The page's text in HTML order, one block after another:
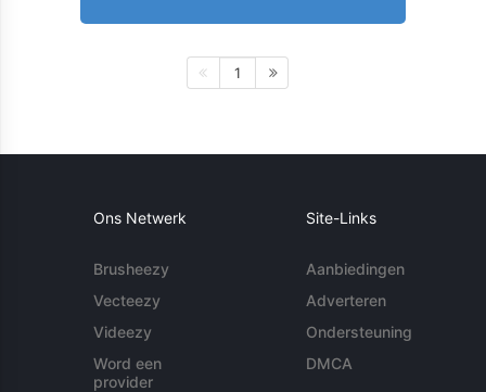
1
Ons Netwerk
Brusheezy
Vecteezy
Videezy
Word een
provider
Site-Links
Aanbiedingen
Adverteren
Ondersteuning
DMCA